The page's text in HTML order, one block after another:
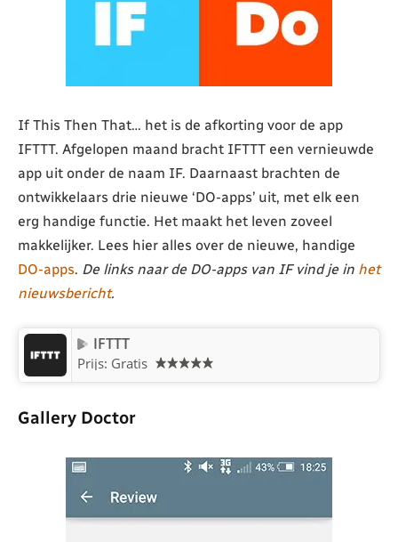
If This Then That… het is de afkorting voor de app
IFTTT. Afgelopen maand bracht IFTTT een vernieuwde
app uit onder de naam IF. Daarnaast brachten de
ontwikkelaars drie nieuwe ‘DO-apps’ uit, met elk een
erg handige functie. Het maakt het leven zoveel
makkelijker. Lees hier alles over de nieuwe, handige
DO-apps. De links naar de DO-apps van IF vind je in het
nieuwsbericht.
IFTTT
Prijs: Gratis
Gallery Doctor